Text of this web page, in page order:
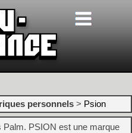
personnels > Psion
Palm. PSION est une marque